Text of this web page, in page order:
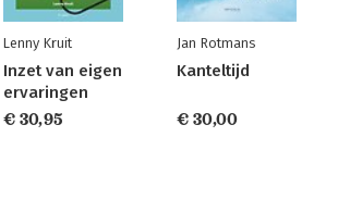
Lenny Kruit
Inzet van eigen
ervaringen
€ 30,95
Jan Rotmans
Kanteltijd
€ 30,00